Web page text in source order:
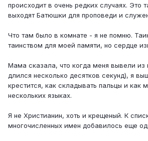
происходит в очень редких случаях. Это
выходят Батюшки для проповеди и
Что там было в комнате - я не помню.
таинством для моей памяти, но сердце
Мама сказала, что когда меня вывели из
длился несколько десятков секунд), я
крестится, как складывать пальцы и как
нескольких языках.
Я не Христианин, хоть и крещеный. К
многочисленных имен добавилось еще